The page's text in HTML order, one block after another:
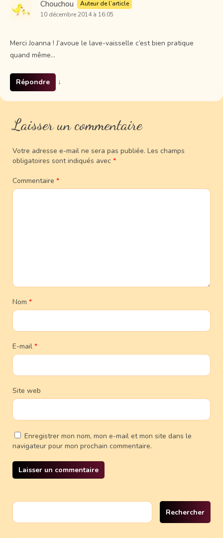
Chouchou
Auteur de l’article
10 décembre 2014 à 16:05
Merci Joanna ! J’avoue le lave-vaisselle c’est bien pratique
quand même…
Répondre ↓
Laisser un commentaire
Votre adresse e-mail ne sera pas publiée. Les champs
obligatoires sont indiqués avec *
Commentaire *
Nom *
E-mail *
Site web
Enregistrer mon nom, mon e-mail et mon site dans le
navigateur pour mon prochain commentaire.
Rechercher :